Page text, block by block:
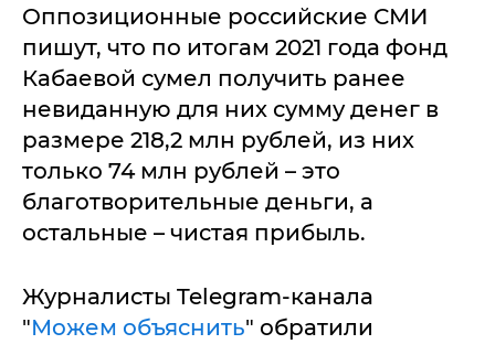
Оппозиционные российские СМИ
пишут, что по итогам 2021 года фонд
Кабаевой сумел получить ранее
невиданную для них сумму денег в
размере 218,2 млн рублей, из них
только 74 млн рублей – это
благотворительные деньги, а
остальные – чистая прибыль.
Журналисты Telegram-канала
"Можем объяснить" обратили